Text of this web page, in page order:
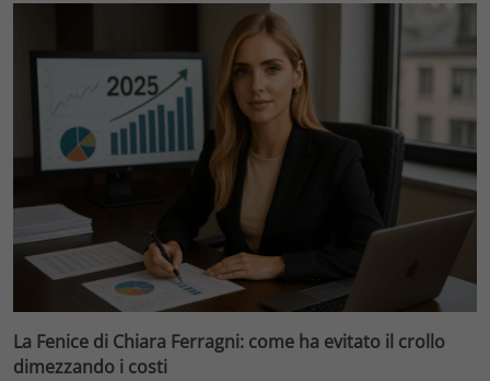
La Fenice di Chiara Ferragni: come ha evitato il crollo
dimezzando i costi